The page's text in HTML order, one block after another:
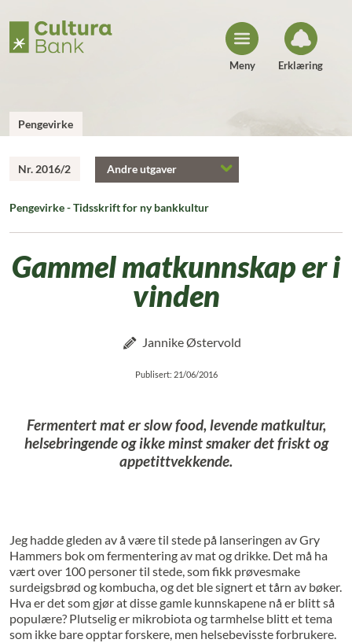
o
Meny Erklæring
Pengevirke
Nr. 2016/2 Andre utgaver
Pengevirke - Tidsskrift for ny bankkultur
Gammel matkunnskap er i
vinden
Jannike Østervold
Publisert: 21/06/2016
Fermentert mat er slow food, levende matkultur,
helsebringende og ikke minst smaker det friskt og
appetittvekkende.
Jeg hadde gleden av å være til stede på lanseringen av Gry
Hammers bok om fermentering av mat og drikke. Det må ha
vært over 100 personer til stede, som fikk prøvesmake
surdeigsbrød og kombucha, og det ble signert et tårn av bøker.
Hva er det som gjør at disse gamle kunnskapene nå er blitt så
populære? Plutselig er mikrobiota og tarmhelse blitt et tema
som ikke bare opptar forskere, men helsebevisste forbrukere.